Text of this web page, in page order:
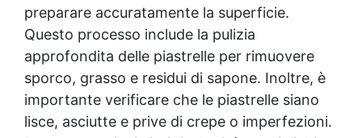
preparare accuratamente la superficie.
Questo processo include la pulizia
approfondita delle piastrelle per rimuovere
sporco, grasso e residui di sapone. Inoltre, è
importante verificare che le piastrelle siano
lisce, asciutte e prive di crepe o imperfezioni.